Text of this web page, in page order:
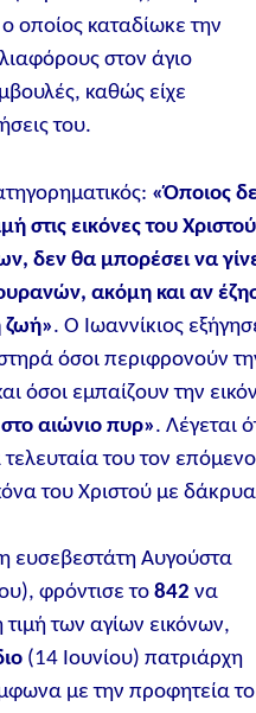
οποίος καταδίωκε την
στον άγιο
καθώς είχε
του.
«Όποιος
στις εικόνες του
δεν θα μπορέσει να
ακόμη και αν
ζωή». Ο Ιωαννίκιος
όσοι περιφρονούν
όσοι εμπαίζουν την
αιώνιο πυρ». Λέγεται
του τον επόμενο
του Χριστού με
ευσεβεστάτη Αυγούστα
φρόντισε το842 να
των αγίων εικόνων,
(14 Ιουνίου) πατριάρχη
με την προφητεία